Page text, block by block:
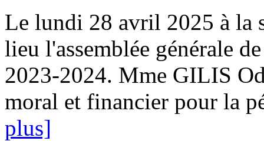
Le lundi 28 avril 2025 à la
lieu l'assemblée générale
2023-2024. Mme GILIS
moral et financier pour la
plus]